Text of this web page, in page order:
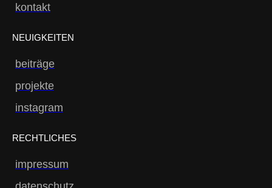
kontakt
NEUIGKEITEN
beiträge
projekte
instagram
RECHTLICHES
impressum